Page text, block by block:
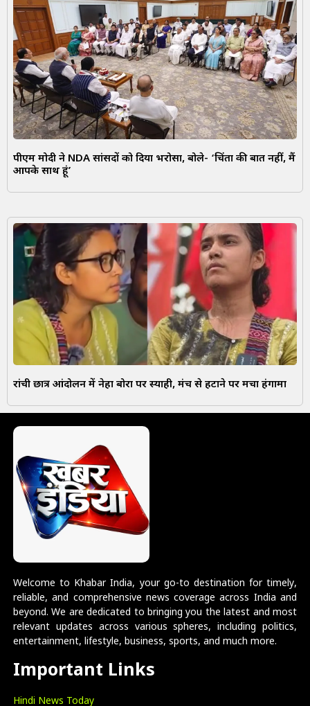
पीएम मोदी ने NDA सांसदों को दिया भरोसा, बोले- ‘चिंता की बात नहीं, मैं
आपके साथ हूं’
रांची छात्र आंदोलन में नेहा बोरा पर स्याही, मंच से हटाने पर मचा हंगामा
Welcome to Khabar India, your go-to destination for timely,
reliable, and comprehensive news coverage across India and
beyond. We are dedicated to bringing you the latest and most
relevant updates across various spheres, including politics,
entertainment, lifestyle, business, sports, and much more.
Important Links
Hindi News Today